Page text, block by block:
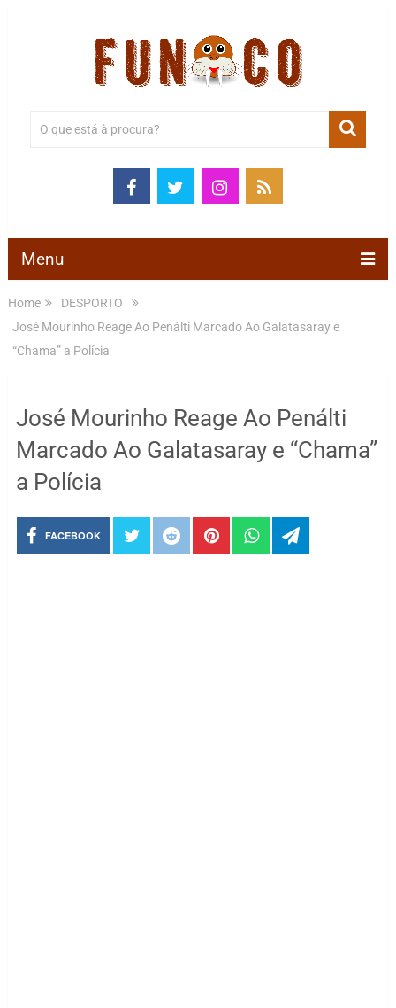
Menu
Home
DESPORTO
José Mourinho Reage Ao Penálti Marcado Ao Galatasaray e
“Chama” a Polícia
José Mourinho Reage Ao Penálti
Marcado Ao Galatasaray e “Chama”
a Polícia
FACEBOOK